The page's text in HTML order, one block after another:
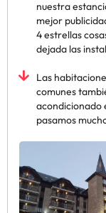
nuestra
mejor
4 estrellas
dejada las
Las
comunes
acondicionado
pasamos